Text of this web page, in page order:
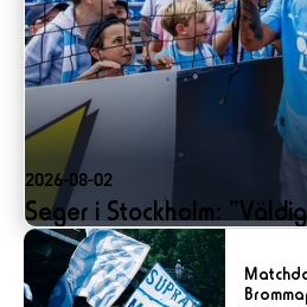
2026-08-02
Seger i Stockholm: